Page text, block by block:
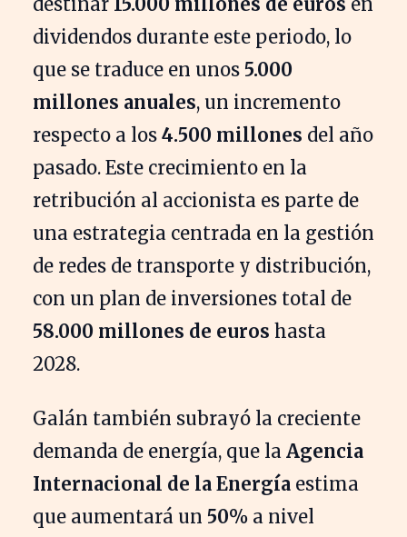
dividendos durante este periodo, lo
que se traduce en unos 5.000
millones anuales, un incremento
respecto a los 4.500 millones del año
pasado. Este crecimiento en la
retribución al accionista es parte de
una estrategia centrada en la gestión
de redes de transporte y distribución,
con un plan de inversiones total de
58.000 millones de euros hasta
2028.
Galán también subrayó la creciente
demanda de energía, que la Agencia
Internacional de la Energía estima
que aumentará un 50% a nivel